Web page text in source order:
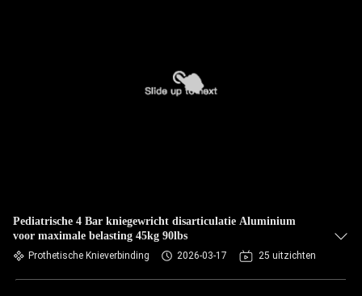
Pediatrische 4 Bar kniegewricht disarticulatie Aluminium
voor maximale belasting 45kg 90lbs
Prothetische Knieverbinding 2026-03-17 25 uitzichten